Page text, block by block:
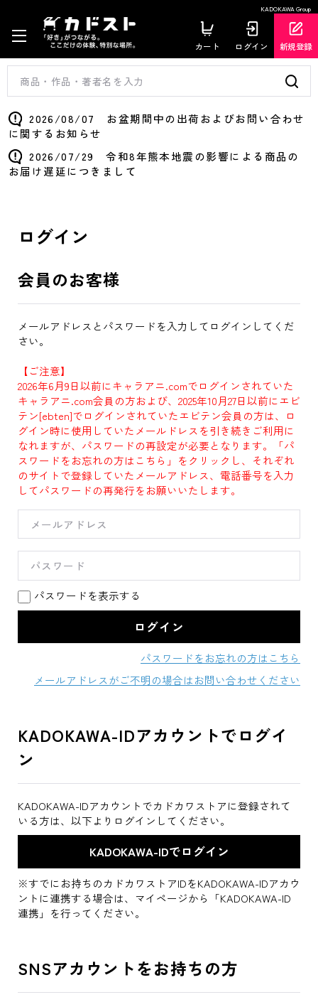
KADOKAWA Group
カート ログイン 新規登録
2026/08/07 お盆期間中の出荷およびお問い合わせ
に関するお知らせ
2026/07/29 令和8年熊本地震の影響による商品の
お届け遅延につきまして
ログイン
会員のお客様
メールアドレスとパスワードを入力してログインしてくだ
さい。
【ご注意】
2026年6月9日以前にキャラアニ.comでログインされていた
キャラアニ.com会員の方および、2025年10月27日以前にエビ
テン[ebten]でログインされていたエビテン会員の方は、ロ
グイン時に使用していたメールドレスを引き続きご利用に
なれますが、パスワードの再設定が必要となります。「パ
スワードをお忘れの方はこちら」をクリックし、それぞれ
のサイトで登録していたメールアドレス、電話番号を入力
してパスワードの再発行をお願いいたします。
パスワードを表示する
パスワードをお忘れの方はこちら
メールアドレスがご不明の場合はお問い合わせください
KADOKAWA-IDアカウントでログイ
ン
KADOKAWA-IDアカウントでカドカワストアに登録されて
いる方は、以下よりログインしてください。
※すでにお持ちのカドカワストアIDをKADOKAWA-IDアカウ
ントに連携する場合は、マイページから「KADOKAWA-ID
連携」を行ってください。
SNSアカウントをお持ちの方